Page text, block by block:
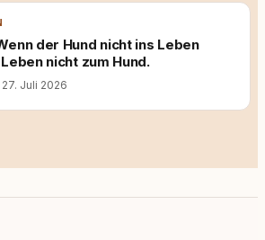
der Hund nicht ins Leben
nicht zum Hund.
27. Juli 2026